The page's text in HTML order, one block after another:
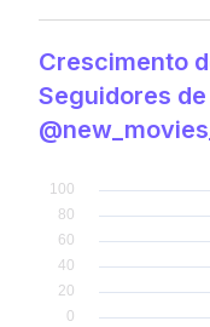
Crescimento
Seguidores de